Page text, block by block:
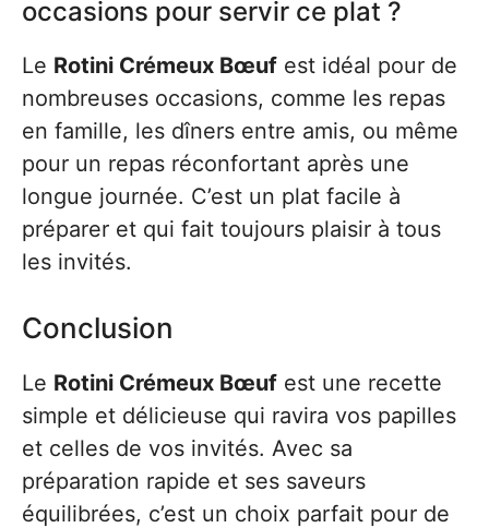
occasions pour servir ce plat ?
Le Rotini Crémeux Bœuf est idéal pour de
nombreuses occasions, comme les repas
en famille, les dîners entre amis, ou même
pour un repas réconfortant après une
longue journée. C’est un plat facile à
préparer et qui fait toujours plaisir à tous
les invités.
Conclusion
Le Rotini Crémeux Bœuf est une recette
simple et délicieuse qui ravira vos papilles
et celles de vos invités. Avec sa
préparation rapide et ses saveurs
équilibrées, c’est un choix parfait pour de